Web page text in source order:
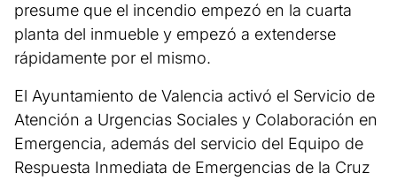
presume que el incendio empezó en la cuarta
planta del inmueble y empezó a extenderse
rápidamente por el mismo.
El Ayuntamiento de Valencia activó el Servicio de
Atención a Urgencias Sociales y Colaboración en
Emergencia, además del servicio del Equipo de
Respuesta Inmediata de Emergencias de la Cruz